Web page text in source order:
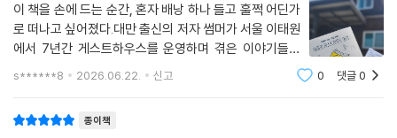
이 책을 손에 드는 순간, 혼자 배낭 하나 들고 훌쩍 어딘가
로 떠나고 싶어졌다.대만 출신의 저자 썸머가 서울 이태원
에서 7년간 게스트하우스를 운영하며 겪은 이야기들을
담은 책이다. 살던 집을 빼고 나타난 경주 아주머니, 짐을
s******8 2026.06.22. 신고 0 댓글0
종이책